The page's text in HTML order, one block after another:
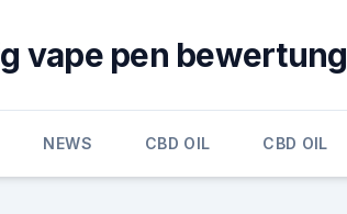
vape pen bewertung
NEWS CBD OIL CBD OIL